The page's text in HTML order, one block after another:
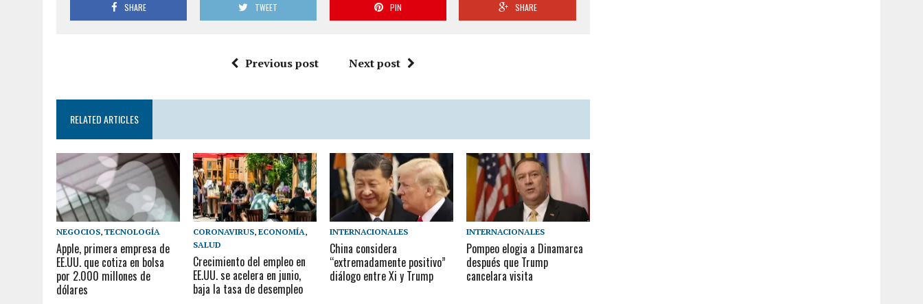
SHARE TWEET PIN SHARE
Previous post Next post
RELATED ARTICLES
NEGOCIOS, TECNOLOGÍA
Apple, primera empresa de
EE.UU. que cotiza en bolsa
por 2.000 millones de
dólares
CORONAVIRUS,ECONOMÍA,
SALUD
Crecimiento del empleo en
EE.UU. se acelera en junio,
baja la tasa de desempleo
INTERNACIONALES
China considera
“extremadamente positivo”
diálogo entre Xi y Trump
INTERNACIONALES
Pompeo elogia a Dinamarca
después que Trump
cancelara visita